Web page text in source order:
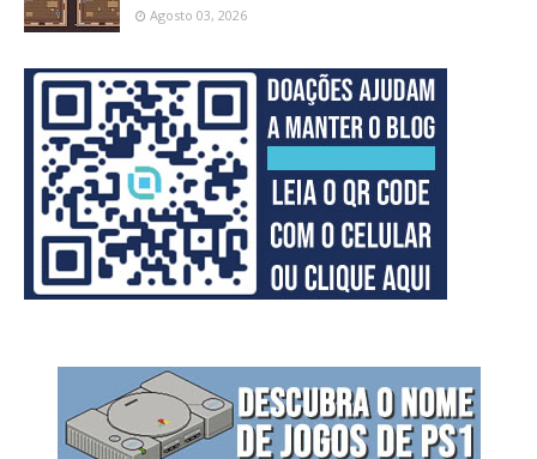
Agosto 03, 2026